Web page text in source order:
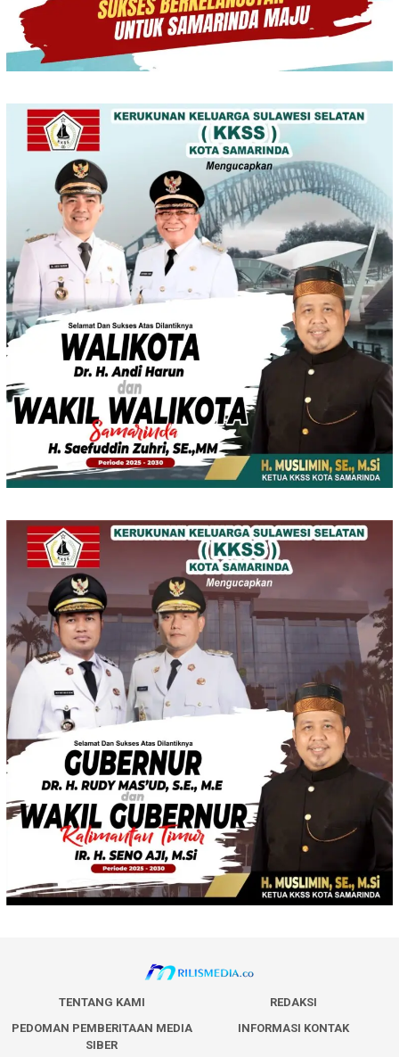
TENTANG KAMI
REDAKSI
PEDOMAN PEMBERITAAN MEDIA
SIBER
INFORMASI KONTAK